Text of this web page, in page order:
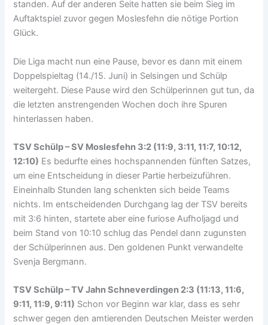
standen. Auf der anderen Seite hatten sie beim Sieg im
Auftaktspiel zuvor gegen Moslesfehn die nötige Portion
Glück.
Die Liga macht nun eine Pause, bevor es dann mit einem
Doppelspieltag (14./15. Juni) in Selsingen und Schülp
weitergeht. Diese Pause wird den Schülperinnen gut tun, da
die letzten anstrengenden Wochen doch ihre Spuren
hinterlassen haben.
TSV Schülp – SV Moslesfehn 3:2 (11:9, 3:11, 11:7, 10:12,
12:10) Es bedurfte eines hochspannenden fünften Satzes,
um eine Entscheidung in dieser Partie herbeizuführen.
Eineinhalb Stunden lang schenkten sich beide Teams
nichts. Im entscheidenden Durchgang lag der TSV bereits
mit 3:6 hinten, startete aber eine furiose Aufholjagd und
beim Stand von 10:10 schlug das Pendel dann zugunsten
der Schülperinnen aus. Den goldenen Punkt verwandelte
Svenja Bergmann.
TSV Schülp – TV Jahn Schneverdingen 2:3 (11:13, 11:6,
9:11, 11:9, 9:11) Schon vor Beginn war klar, dass es sehr
schwer gegen den amtierenden Deutschen Meister werden